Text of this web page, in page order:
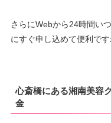
さらにWebから24時間い
にすぐ申し込めて便利です
心斎橋にある湘南美容
金